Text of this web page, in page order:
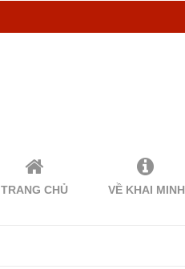
TRANG CHỦ VỀ KHAI MINH